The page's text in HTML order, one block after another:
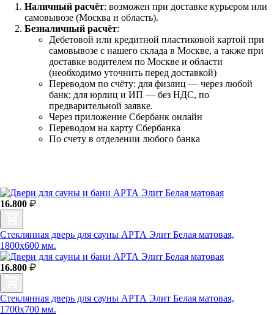
Наличный расчёт: возможен при доставке курьером или
самовывозе (Москва и область).
Безналичный расчёт:
Дебетовой или кредитной пластиковой картой при
самовывозе с нашего склада в Москве, а также при
доставке водителем по Москве и области
(необходимо уточнить перед доставкой)
Переводом по счёту: для физлиц — через любой
банк; для юрлиц и ИП — без НДС, по
предварительной заявке.
Через приложение Сбербанк онлайн
Переводом на карту Сбербанка
По счету в отделении любого банка
16.800
Стеклянная дверь для сауны АРТА Элит Белая матовая,
1800х600 мм.
16.800
Стеклянная дверь для сауны АРТА Элит Белая матовая,
1700х700 мм.